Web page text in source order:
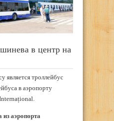
в центр на
является троллейбус
в аэропорту
аэропорта